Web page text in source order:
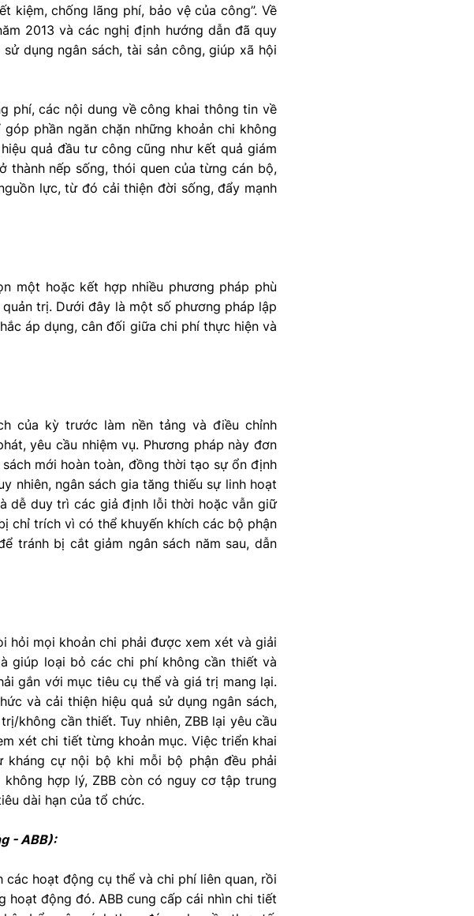
kiệm, chống lãng phí, bảo vệ của công”. Về
2013 và các nghị định hướng dẫn đã quy
dụng ngân sách, tài sản công, giúp xã hội
phí, các nội dung về công khai thông tin về
phần ngăn chặn những khoản chi không
quả đầu tư công cũng như kết quả giám
thành nếp sống, thói quen của từng cán bộ,
lực, từ đó cải thiện đời sống, đẩy mạnh
một hoặc kết hợp nhiều phương pháp phù
trị. Dưới đây là một số phương pháp lập
áp dụng, cân đối giữa chi phí thực hiện và
của kỳ trước làm nền tảng và điều chỉnh
yêu cầu nhiệm vụ. Phương pháp này đơn
mới hoàn toàn, đồng thời tạo sự ổn định
nhiên, ngân sách gia tăng thiếu sự linh hoạt
dễ duy trì các giả định lỗi thời hoặc vẫn giữ
chỉ trích vì có thể khuyến khích các bộ phận
tránh bị cắt giảm ngân sách năm sau, dẫn
hỏi mọi khoản chi phải được xem xét và giải
giúp loại bỏ các chi phí không cần thiết và
gắn với mục tiêu cụ thể và giá trị mang lại.
và cải thiện hiệu quả sử dụng ngân sách,
không cần thiết. Tuy nhiên, ZBB lại yêu cầu
xét chi tiết từng khoản mục. Việc triển khai
cự nội bộ khi mỗi bộ phận đều phải
hợp lý, ZBB còn có nguy cơ tập trung
dài hạn của tổ chức.
- ABB):
hoạt động cụ thể và chi phí liên quan, rồi
hoạt động đó. ABB cung cấp cái nhìn chi tiết